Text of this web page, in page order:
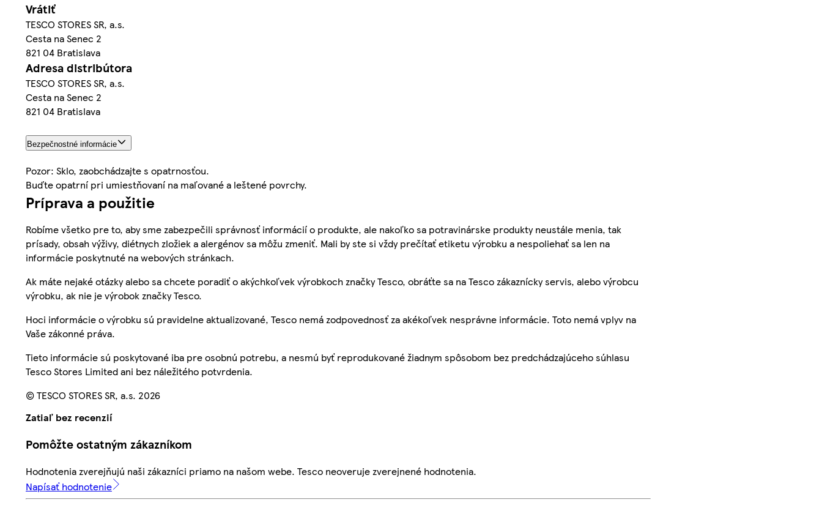
Vrátiť
TESCO STORES SR, a.s.
Cesta na Senec 2
821 04 Bratislava
Adresa distribútora
TESCO STORES SR, a.s.
Cesta na Senec 2
821 04 Bratislava
Bezpečnostné informácie
Pozor: Sklo, zaobchádzajte s opatrnosťou.
Buďte opatrní pri umiestňovaní na maľované a leštené povrchy.
Príprava a použitie
Robíme všetko pre to, aby sme zabezpečili správnosť informácií o produkte, ale nakoľko sa potravinárske produkty neustále menia, tak
prísady, obsah výživy, diétnych zložiek a alergénov sa môžu zmeniť. Mali by ste si vždy prečítať etiketu výrobku a nespoliehať sa len na
informácie poskytnuté na webových stránkach.
Ak máte nejaké otázky alebo sa chcete poradiť o akýchkoľvek výrobkoch značky Tesco, obráťte sa na Tesco zákaznícky servis, alebo výrobcu
výrobku, ak nie je výrobok značky Tesco.
Hoci informácie o výrobku sú pravidelne aktualizované, Tesco nemá zodpovednosť za akékoľvek nesprávne informácie. Toto nemá vplyv na
Vaše zákonné práva.
Tieto informácie sú poskytované iba pre osobnú potrebu, a nesmú byť reprodukované žiadnym spôsobom bez predchádzajúceho súhlasu
Tesco Stores Limited ani bez náležitého potvrdenia.
© TESCO STORES SR, a.s. 2026
Zatiaľ bez recenzií
Pomôžte ostatným zákazníkom
Hodnotenia zverejňujú naši zákazníci priamo na našom webe. Tesco neoveruje zverejnené hodnotenia.
Napísať hodnotenie